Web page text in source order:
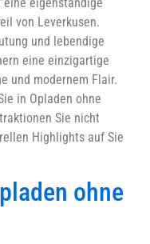
von Leverkusen.
und lebendige
eine einzigartige
und modernem Flair.
in Opladen ohne
Sie nicht
Highlights auf Sie
ohne